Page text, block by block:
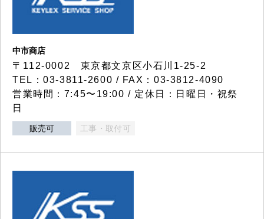
中市商店
〒112-0002 東京都文京区小石川1-25-2
TEL：03-3811-2600 / FAX：03-3812-4090
営業時間：7:45〜19:00 / 定休日：日曜日・祝祭
日
販売可 工事・取付可